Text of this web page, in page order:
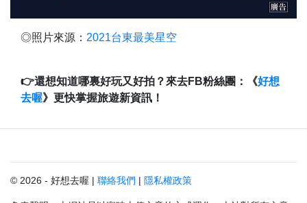
◎照片來源： 2021台東最美星空
👉還想知道哪裏好玩又好拍？來去FB粉絲團：《好想
去喔》更快掌握旅遊新資訊！
© 2026 - 好想去喔 | 聯絡我們 | 隱私權政策